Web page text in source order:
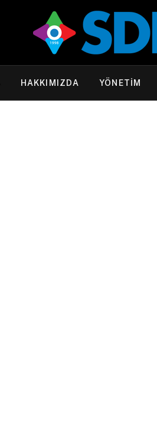
HAKKIMIZDA YÖNETİM